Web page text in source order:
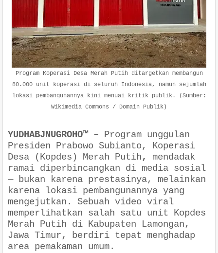
Program Koperasi Desa Merah Putih ditargetkan membangun
80.000 unit koperasi di seluruh Indonesia, namun sejumlah
lokasi pembangunannya kini menuai kritik publik. (Sumber:
Wikimedia Commons / Domain Publik)
YUDHABJNUGROHO™– Program unggulan
Presiden Prabowo Subianto, Koperasi
Desa (Kopdes) Merah Putih,
mendadak
ramai diperbincangkan di media sosial
— bukan karena prestasinya, melainkan
karena lokasi pembangunannya yang
mengejutkan. Sebuah video viral
memperlihatkan salah satu unit Kopdes
Merah Putih di Kabupaten Lamongan,
Jawa Timur,
berdiri tepat menghadap
area pemakaman umum.